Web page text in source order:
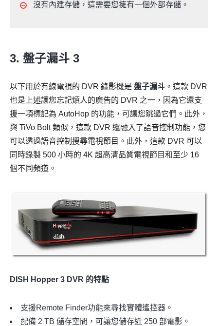
沒有內建存儲，這需要您擁有一個外部存儲。
3. 盤子漏斗 3
以下用於有線電視的 DVR 錄影機是 盤子漏斗 。這款 DVR
也是上述讓您忘記煩人的廣告的 DVR 之一，因為它還支
援一項標記為 AutoHop 的功能，可讓您跳過它們。此外，
與 TiVo Bolt 類似，這款 DVR 還融入了語音控制功能，您
可以透過語音控制搜尋電視節目。此外，這款 DVR 可以
同時錄製 500 小時的 4K 超高清品質電視節目和至少 16
個不同頻道。
DISH Hopper 3 DVR 的特點
支援Remote Finder功能來尋找實體遙控器。
配備 2 TB 儲存空間，可讓您儲存近 250 部電影。